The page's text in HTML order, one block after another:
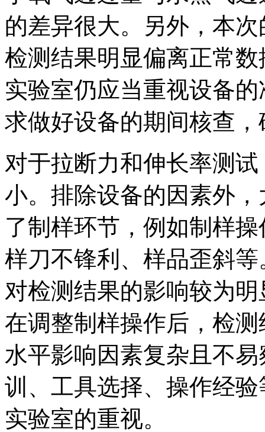
的差异很大。另外，本
检测结果明显偏离正常
实验室仍应当重视设备
求做好设备的期间核查
对于拉断力和伸长率测
小。排除设备的因素外
了制样环节，例如制样
样刀不锋利、样品歪斜
对检测结果的影响较为
在调整制样操作后，检
水平影响因素复杂且不
训、工具选择、操作经
实验室的重视。